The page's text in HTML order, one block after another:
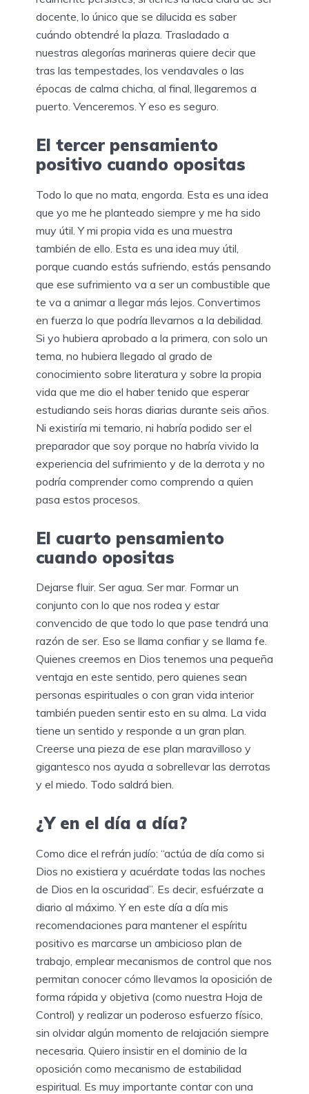
docente, lo único que se dilucida es saber
cuándo obtendré la plaza. Trasladado a
nuestras alegorías marineras quiere decir que
tras las tempestades, los vendavales o las
épocas de calma chicha, al final, llegaremos a
puerto. Venceremos. Y eso es seguro.
El tercer pensamiento
positivo cuando opositas
Todo lo que no mata, engorda. Esta es una idea
que yo me he planteado siempre y me ha sido
muy útil. Y mi propia vida es una muestra
también de ello. Esta es una idea muy útil,
porque cuando estás sufriendo, estás pensando
que ese sufrimiento va a ser un combustible que
te va a animar a llegar más lejos. Convertimos
en fuerza lo que podría llevarnos a la debilidad.
Si yo hubiera aprobado a la primera, con solo un
tema, no hubiera llegado al grado de
conocimiento sobre literatura y sobre la propia
vida que me dio el haber tenido que esperar
estudiando seis horas diarias durante seis años.
Ni existiría mi temario, ni habría podido ser el
preparador que soy porque no habría vivido la
experiencia del sufrimiento y de la derrota y no
podría comprender como comprendo a quien
pasa estos procesos.
El cuarto pensamiento
cuando opositas
Dejarse fluir. Ser agua. Ser mar. Formar un
conjunto con lo que nos rodea y estar
convencido de que todo lo que pase tendrá una
razón de ser. Eso se llama confiar y se llama fe.
Quienes creemos en Dios tenemos una pequeña
ventaja en este sentido, pero quienes sean
personas espirituales o con gran vida interior
también pueden sentir esto en su alma. La vida
tiene un sentido y responde a un gran plan.
Creerse una pieza de ese plan maravilloso y
gigantesco nos ayuda a sobrellevar las derrotas
y el miedo. Todo saldrá bien.
¿Y en el día a día?
Como dice el refrán judío: “actúa de día como si
Dios no existiera y acuérdate todas las noches
de Dios en la oscuridad”. Es decir, esfuérzate a
diario al máximo. Y en este día a día mis
recomendaciones para mantener el espíritu
positivo es marcarse un ambicioso plan de
trabajo, emplear mecanismos de control que nos
permitan conocer cómo llevamos la oposición de
forma rápida y objetiva (como nuestra Hoja de
Control) y realizar un poderoso esfuerzo físico,
sin olvidar algún momento de relajación siempre
necesaria. Quiero insistir en el dominio de la
oposición como mecanismo de estabilidad
espiritual. Es muy importante contar con una